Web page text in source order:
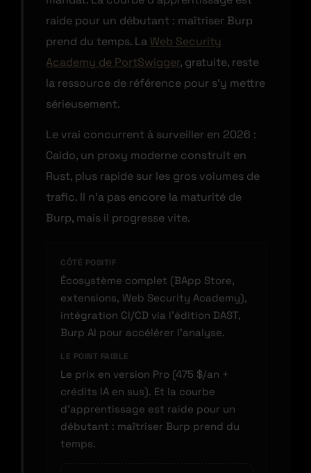
raide pour un débutant : maîtriser Burp
prend du temps. La Web Security
Academy de PortSwigger, gratuite, reste
la ressource de référence pour s’y mettre
sérieusement.
Le vrai concurrent à surveiller en 2026 :
Caido, un proxy moderne construit en
Rust, plus rapide sur les gros volumes de
trafic. Il n’a pas encore la maturité de
Burp, mais il progresse vite.
CÔTÉ POSITIF
Écosystème complet (BApp Store,
extensions, Web Security Academy),
intégration CI/CD via l’édition DAST,
Burp AI pour accélérer l’analyse.
LE POINT FAIBLE
Le prix en version Pro (475 $/an +
crédits IA en sus). Et la courbe
d’apprentissage est raide pour un
débutant : maîtriser Burp prend du
temps.